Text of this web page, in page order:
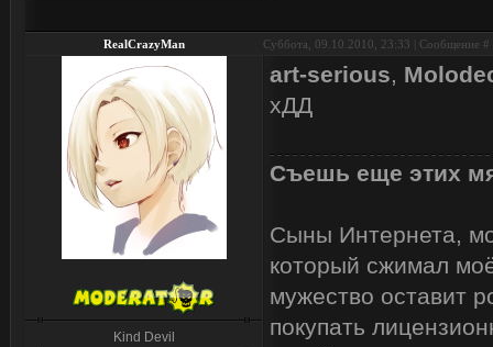
RealCrazyMan Суббота, 09.10.2010, 23:33 | Сообщение #
Kind Devil
art-serious,
хДД
Съешь еще этих
Сыны Интернета,
который сжимал
мужество оставит
покупать